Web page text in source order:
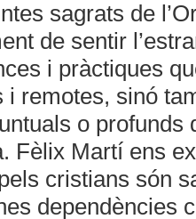
sagrats de
de sentir
i pràctiques
remotes, sinó
o profunds
Fèlix Martí ens
cristians són
dependències